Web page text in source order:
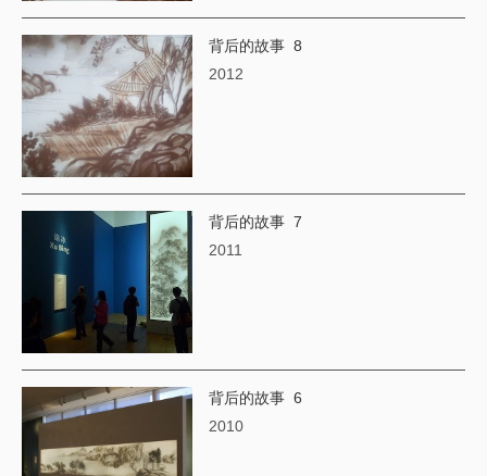
背后的故事 8
2012
背后的故事 7
2011
背后的故事 6
2010